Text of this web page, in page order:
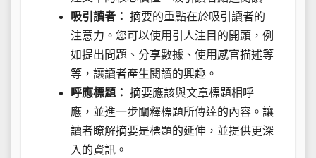
吸引讀者： 摘要的重點在於吸引讀者的
注意力。您可以使用引人注目的開頭，例
如提出問題、分享數據、使用感官描述等
等，讓讀者產生閱讀的興趣。
呼應標題： 摘要應該與文章標題相呼
應，並進一步闡釋標題所傳達的內容。讓
讀者瞭解摘要是標題的延伸，並提供更深
入的資訊。